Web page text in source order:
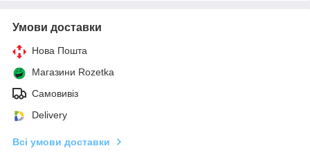
Умови доставки
Нова Пошта
Магазини Rozetka
Самовивіз
Delivery
Всі умови доставки